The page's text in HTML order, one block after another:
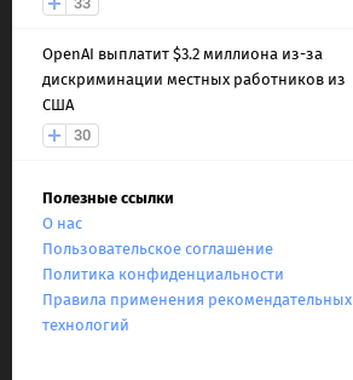
OpenAI выплатит $3.2 миллиона из-за
дискриминации местных работников из
США
30
Полезные ссылки
О нас
Пользовательское соглашение
Политика конфиденциальности
Правила применения рекомендательных
технологий